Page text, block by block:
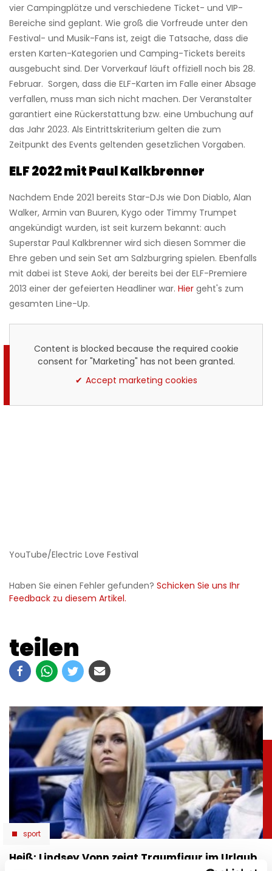
vier Campingplätze und verschiedene Ticket- und VIP-
Bereiche sind geplant. Wie groß die Vorfreude unter den
Festival- und Musik-Fans ist, zeigt die Tatsache, dass die
ersten Karten-Kategorien und Camping-Tickets bereits
ausgebucht sind. Der Vorverkauf läuft offiziell noch bis 28.
Februar. Sorgen, dass die ELF-Karten im Falle einer Absage
verfallen, muss man sich nicht machen. Der Veranstalter
garantiert eine Rückerstattung bzw. eine Umbuchung auf
das Jahr 2023. Als Eintrittskriterium gelten die zum
Zeitpunkt des Events geltenden gesetzlichen Vorgaben.
ELF 2022 mit Paul Kalkbrenner
Nachdem Ende 2021 bereits Star-DJs wie Don Diablo, Alan
Walker, Armin van Buuren, Kygo oder Timmy Trumpet
angekündigt wurden, ist seit kurzem bekannt: auch
Superstar Paul Kalkbrenner wird sich diesen Sommer die
Ehre geben und sein Set am Salzburgring spielen. Ebenfalls
mit dabei ist Steve Aoki, der bereits bei der ELF-Premiere
2013 einer der gefeierten Headliner war. Hier geht's zum
gesamten Line-Up.
Content is blocked because the required cookie
consent for "Marketing" has not been granted.
Accept marketing cookies
YouTube/Electric Love Festival
Haben Sie einen Fehler gefunden? Schicken Sie uns Ihr
Feedback zu diesem Artikel.
teilen
sport
Heiß: Lindsey Vonn zeigt Traumfigur im Urlaub